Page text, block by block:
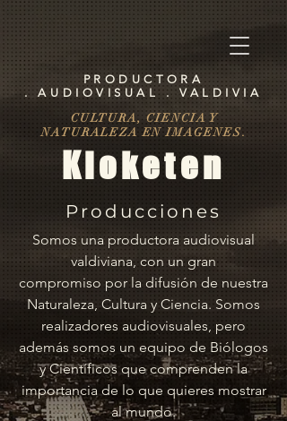
PRODUCTORA
. AUDIOVISUAL . VALDIVIA
CULTURA, CIENCIA Y
NATURALEZA EN IMAGENES.
Kloketen
Producciones
Somos una productora audiovisual
valdiviana, con un gran
compromiso por la difusión de nuestra
Naturaleza, Cultura y Ciencia. Somos
realizadores audiovisuales, pero
además somos un equipo de Biólogos
y Científicos que comprenden la
importancia de lo que quieres mostrar
al mundo.​